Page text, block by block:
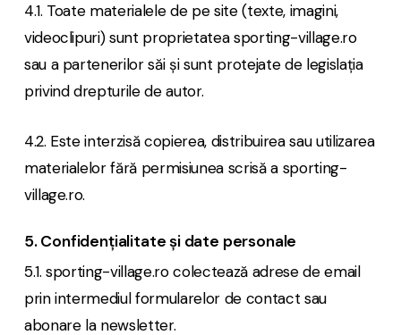
4.1. Toate materialele de pe site (texte, imagini,
videoclipuri) sunt proprietatea sporting-village.ro
sau a partenerilor săi și sunt protejate de legislația
privind drepturile de autor.
4.2. Este interzisă copierea, distribuirea sau utilizarea
materialelor fără permisiunea scrisă a sporting-
village.ro.
5. Confidențialitate și date personale
5.1. sporting-village.ro colectează adrese de email
prin intermediul formularelor de contact sau
abonare la newsletter.